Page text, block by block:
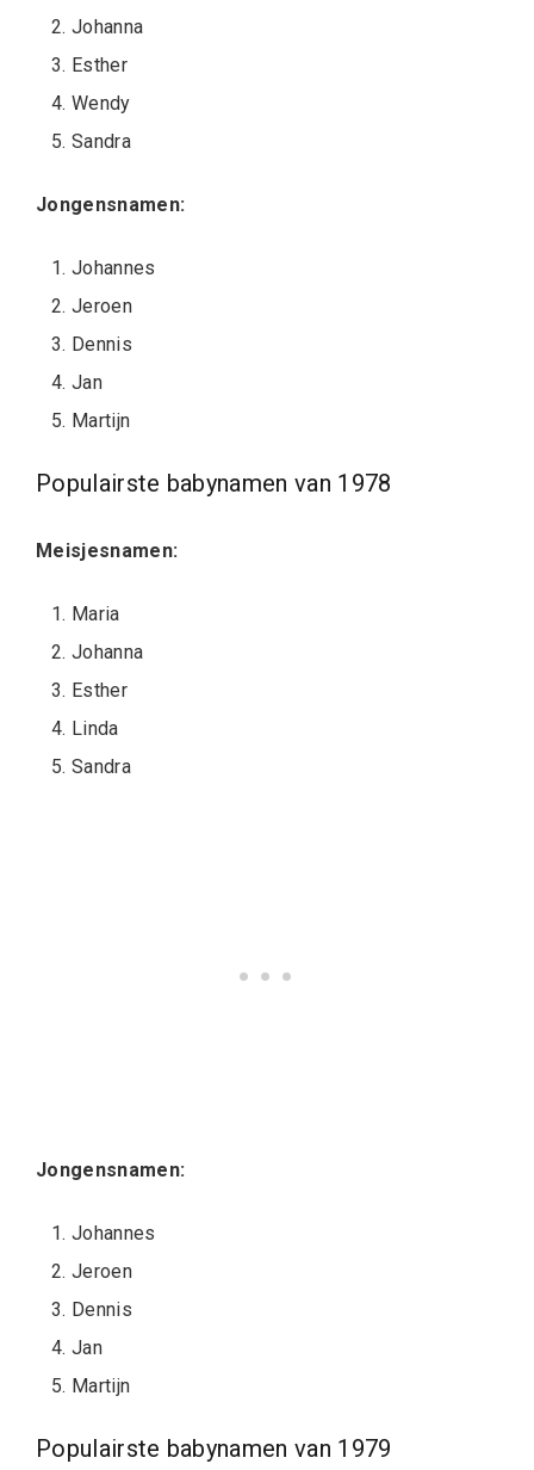
Johanna
Esther
Wendy
Sandra
Jongensnamen:
Johannes
Jeroen
Dennis
Jan
Martijn
Populairste babynamen van 1978
Meisjesnamen:
Maria
Johanna
Esther
Linda
Sandra
Jongensnamen:
Johannes
Jeroen
Dennis
Jan
Martijn
Populairste babynamen van 1979